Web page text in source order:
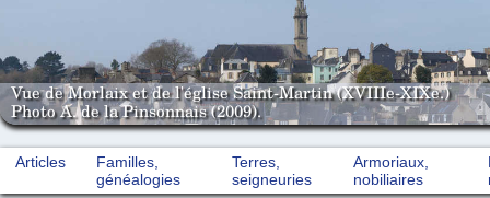
Vue de Morlaix et de l'église Saint-Martin (XVIIIe-XIXe.)
Photo A. de la Pinsonnais (2009).
Articles
Familles,
généalogies
Terres,
seigneuries
Armoriaux,
nobiliaires